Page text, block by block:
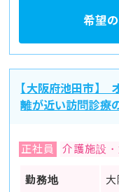
希望
【大阪府池田市】
離が近い訪問診療
正社員 介護施設
勤務地